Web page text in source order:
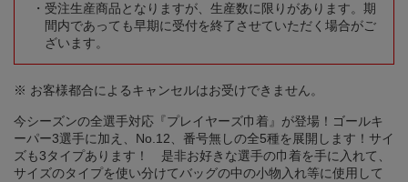
受注生産商品となりますが、生産数に限りがあります。期
間内であっても早期に受付を終了させていただく場合がご
ざいます。
※ お客様都合によるキャンセルはお受けできません。
今シーズンの全選手対応『プレイヤーズ巾着』が登場！ゴールキ
ーパー3選手に加え、No.12、番号無しの全5種を展開します！サイ
ズも3タイプあります！ 是非お好きな選手の巾着を手に入れて、
サイズのタイプを使い分けてバッグの中の小物入れ等に使用して